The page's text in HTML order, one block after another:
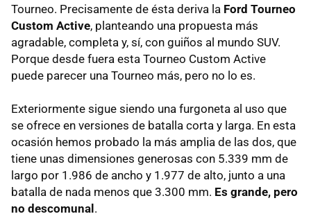
Tourneo. Precisamente de ésta deriva la Ford Tourneo
Custom Active, planteando una propuesta más
agradable, completa y, sí, con guiños al mundo SUV.
Porque desde fuera esta Tourneo Custom Active
puede parecer una Tourneo más, pero no lo es.
Exteriormente sigue siendo una furgoneta al uso que
se ofrece en versiones de batalla corta y larga. En esta
ocasión hemos probado la más amplia de las dos, que
tiene unas dimensiones generosas con 5.339 mm de
largo por 1.986 de ancho y 1.977 de alto, junto a una
batalla de nada menos que 3.300 mm. Es grande, pero
no descomunal.